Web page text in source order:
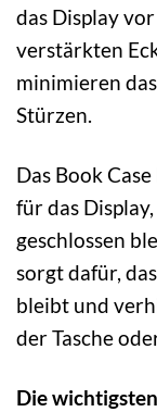
das Display
verstärkten
minimieren
Stürzen.
Das Book
für das
geschlossen
sorgt dafür,
bleibt und
der Tasche
Die